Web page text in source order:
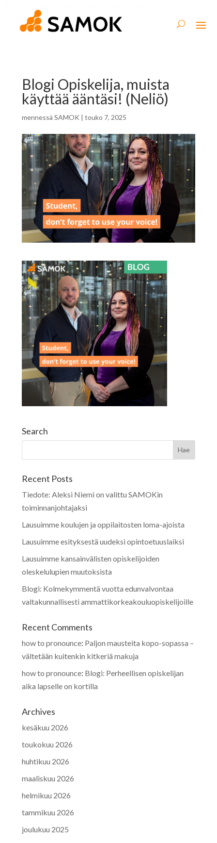
Blogi Opiskelija, muista
käyttää ääntäsi! (Neliö)
mennessä SAMOK | touko 7, 2025
Search
Recent Posts
Tiedote: Aleksi Niemi on valittu SAMOKin
toiminnanjohtajaksi
Lausuimme koulujen ja oppilaitosten loma-ajoista
Lausuimme esityksestä uudeksi opintoetuuslaiksi
Lausuimme kansainvälisten opiskelijoiden
oleskelulupien muutoksista
Blogi: Kolmekymmentä vuotta edunvalvontaa
valtakunnallisesti ammattikorkeakouluopiskelijoille
Recent Comments
how to pronounce: Paljon mausteita kopo-sopassa –
vältetään kuitenkin kitkeriä makuja
how to pronounce: Blogi: Perheellisen opiskelijan
aika lapselle on kortilla
Archives
kesäkuu 2026
toukokuu 2026
huhtikuu 2026
maaliskuu 2026
helmikuu 2026
tammikuu 2026
joulukuu 2025